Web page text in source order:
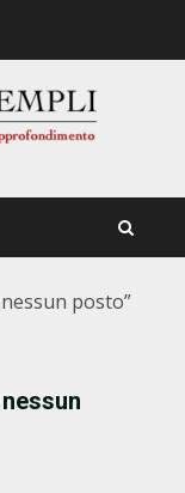
posto”